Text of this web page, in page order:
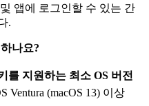
앱에 로그인할 수 있는 간
.
나요?
를 지원하는 최소 OS 버전
Ventura (macOS 13) 이상